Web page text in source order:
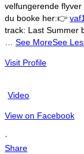
velfungerende
du booke her:👉
track: Last Summer
See MoreSee
Visit Profile
Video
View on Facebook
·
Share